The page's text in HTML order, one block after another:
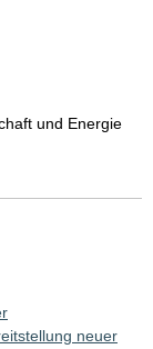
und Energie
neuer